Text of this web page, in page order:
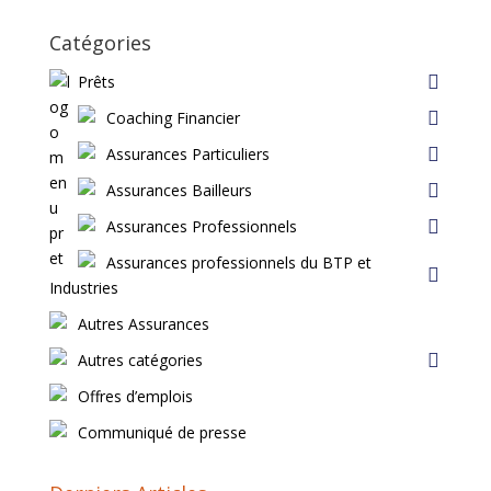
Catégories
Prêts
Coaching Financier
Assurances Particuliers
Assurances Bailleurs
Assurances Professionnels
Assurances professionnels du BTP et
Industries
Autres Assurances
Autres catégories
Offres d’emplois
Communiqué de presse